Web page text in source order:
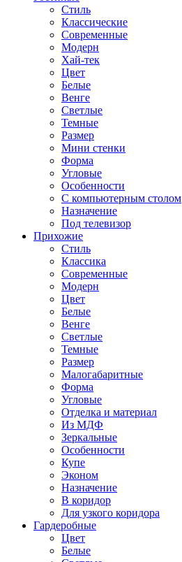
Стиль
Классические
Современные
Модерн
Хай-тек
Цвет
Белые
Венге
Светлые
Темные
Размер
Мини стенки
Форма
Угловые
Особенности
С компьютерным столом
Назначение
Под телевизор
Прихожие
Стиль
Классика
Современные
Модерн
Цвет
Белые
Венге
Светлые
Темные
Размер
Малогабаритные
Форма
Угловые
Отделка и материал
Из МДФ
Зеркальные
Особенности
Купе
Эконом
Назначение
В коридор
Для узкого коридора
Гардеробные
Цвет
Белые